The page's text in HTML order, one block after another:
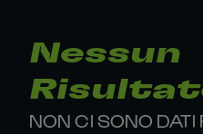
Nessun
NON CI SONO DATI